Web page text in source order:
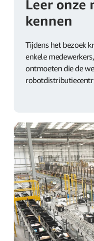
Leer onze
kennen
Tijdens het bezoek
enkele
ontmoeten die de